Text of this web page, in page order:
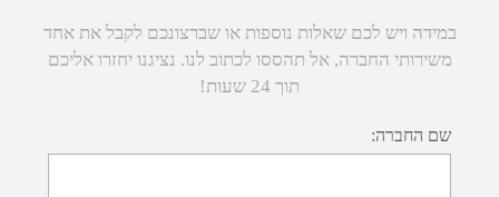
במידה ויש לכם שאלות נוספות או שברצונכם לקבל את אחד
משירותי החברה, אל תהססו לכתוב לנו. נציגנו יחזרו אליכם
תוך 24 שעות!
שם החברה: